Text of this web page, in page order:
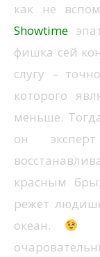
как не
Showtime
фишка сей
слугу –
которого
меньше.
он
красным
режет
океан.
В